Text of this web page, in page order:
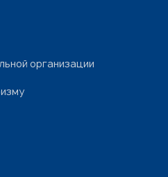
организации